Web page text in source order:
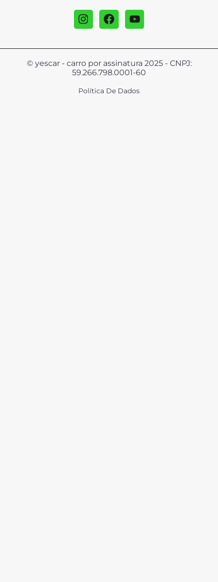
© yescar - carro por assinatura 2025 - CNPJ:
59.266.798.0001-60
Política De Dados